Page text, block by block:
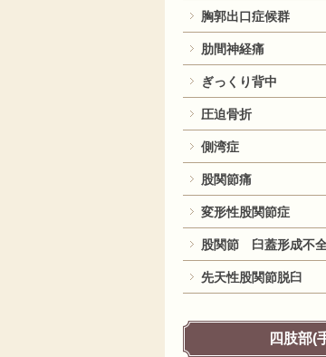
胸郭出口症候群
肋間神経痛
ぎっくり背中
圧迫骨折
側湾症
股関節痛
変形性股関節症
股関節 臼蓋形成不
先天性股関節脱臼
四肢部(